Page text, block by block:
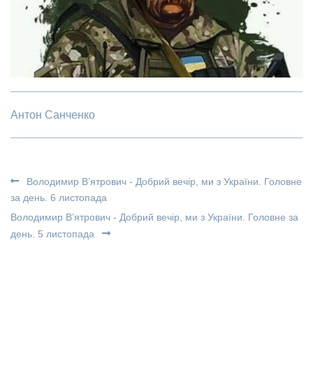
Антон Санченко
Володимир В’ятрович - Добрий вечір, ми з України. Головне
за день. 6 листопада
Володимир В’ятрович - Добрий вечір, ми з України. Головне за
день. 5 листопада